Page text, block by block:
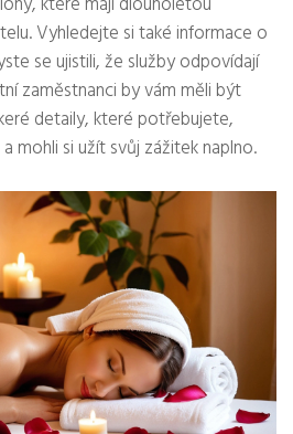
Vyhledejte si také informace o
se ujistili, že služby odpovídají
zaměstnanci by vám měli být
detaily, které potřebujete,
mohli si užít svůj zážitek naplno.